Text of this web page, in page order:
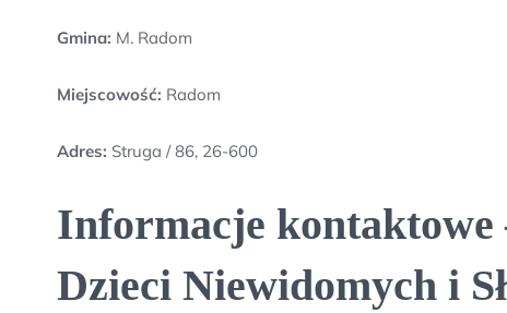
Gmina: M. Radom
Miejscowość: Radom
Adres: Struga / 86, 26-600
Informacje kontaktowe
Dzieci Niewidomych i